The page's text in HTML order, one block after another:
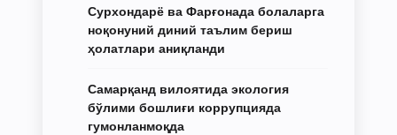
Сурхондарё ва Фарғонада болаларга
ноқонуний диний таълим бериш
ҳолатлари аниқланди
Самарқанд вилоятида экология
бўлими бошлиғи коррупцияда
гумонланмоқда